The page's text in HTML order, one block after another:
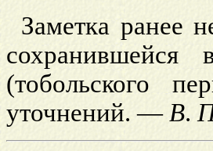
Заметка ранее
(тобольского
уточнений. —В.